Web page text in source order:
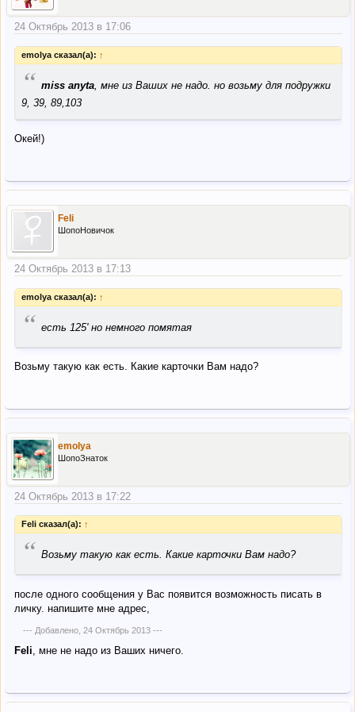
24 Октябрь 2013 в 17:06
emolya сказал(а): ↑
“ miss anyta , мне из Ваших не надо. но возьму для подружки
9, 39, 89,103
Окей!)
Feli
ШопоНовичок
24 Октябрь 2013 в 17:13
emolya сказал(а): ↑
“ есть 125' но немного помятая
Возьму такую как есть. Какие карточки Вам надо?
emolya
ШопоЗнаток
24 Октябрь 2013 в 17:22
Feli сказал(а): ↑
“ Возьму такую как есть. Какие карточки Вам надо?
после одного сообщения у Вас появится возможность писать в
личку. напишите мне адрес,
--- Добавлено, 24 Октябрь 2013---
Feli, мне не надо из Ваших ничего.